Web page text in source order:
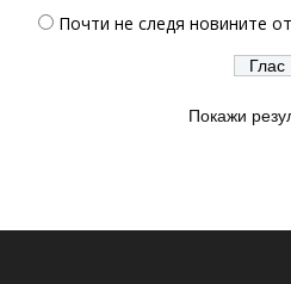
Почти не следя новините
Покажи